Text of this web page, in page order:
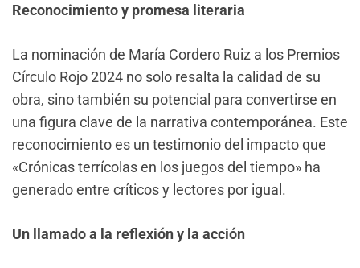
Reconocimiento y promesa literaria
La nominación de María Cordero Ruiz a los Premios
Círculo Rojo 2024 no solo resalta la calidad de su
obra, sino también su potencial para convertirse en
una figura clave de la narrativa contemporánea. Este
reconocimiento es un testimonio del impacto que
«Crónicas terrícolas en los juegos del tiempo» ha
generado entre críticos y lectores por igual.
Un llamado a la reflexión y la acción